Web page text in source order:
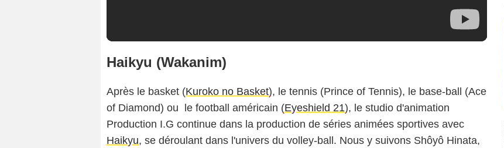
Haikyu (Wakanim)
Après le basket (Kuroko no Basket), le tennis (Prince of Tennis), le base-ball (Ace
of Diamond) ou le football américain (Eyeshield 21), le studio d'animation
Production I.G continue dans la production de séries animées sportives avec
Haikyu, se déroulant dans l'univers du volley-ball. Nous y suivons Shôyô Hinata,